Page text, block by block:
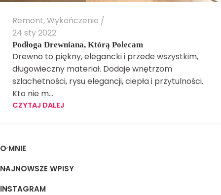
Remont,Wykończenie
24 sty 2022
Podłoga Drewniana, Którą Polecam
Drewno to piękny, elegancki i przede wszystkim,
długowieczny materiał. Dodaje wnętrzom
szlachetności, rysu elegancji, ciepła i przytulności.
Kto nie m...
CZYTAJ DALEJ
O MNIE
NAJNOWSZE WPISY
INSTAGRAM